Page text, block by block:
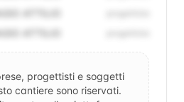
ATTILIO
ATTILIO
progettisti e soggetti
cantiere sono riservati.